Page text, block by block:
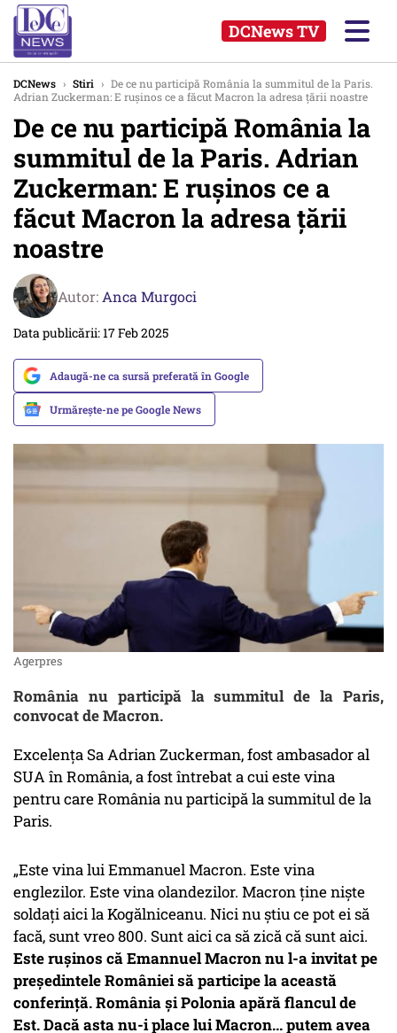
DCNews TV
DCNews › Stiri › De ce nu participă România la summitul de la Paris.
Adrian Zuckerman: E rușinos ce a făcut Macron la adresa țării noastre
De ce nu participă România la
summitul de la Paris. Adrian
Zuckerman: E rușinos ce a
făcut Macron la adresa țării
noastre
Autor: Anca Murgoci
Data publicării: 17 Feb 2025
Adaugă-ne ca sursă preferată în Google
Urmărește-ne pe Google News
Agerpres
România nu participă la summitul de la Paris,
convocat de Macron.
Excelența Sa Adrian Zuckerman, fost ambasador al
SUA în România, a fost întrebat a cui este vina
pentru care România nu participă la summitul de la
Paris.
„Este vina lui Emmanuel Macron. Este vina
englezilor. Este vina olandezilor. Macron ține niște
soldați aici la Kogălniceanu. Nici nu știu ce pot ei să
facă, sunt vreo 800. Sunt aici ca să zică că sunt aici.
Este rușinos că Emannuel Macron nu l-a invitat pe
președintele României să participe la această
conferință. România și Polonia apără flancul de
Est. Dacă asta nu-i place lui Macron... putem avea